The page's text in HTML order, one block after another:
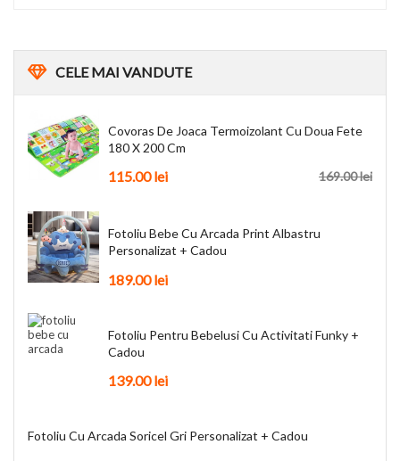
CELEMAI VANDUTE
Covoras De Joaca Termoizolant Cu Doua Fete
180 X 200 Cm
169.00lei
115.00lei
Fotoliu Bebe Cu Arcada Print Albastru
Personalizat + Cadou
189.00lei
Fotoliu Pentru Bebelusi Cu Activitati Funky +
Cadou
139.00lei
Fotoliu Cu Arcada Soricel Gri Personalizat + Cadou